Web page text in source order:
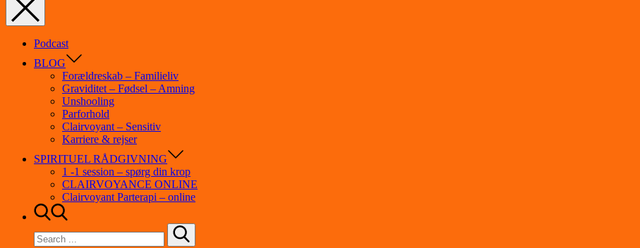
Podcast
BLOG
Forældreskab – Familieliv
Graviditet – Fødsel – Amning
Unshooling
Parforhold
Clairvoyant – Sensitiv
Karriere & rejser
SPIRITUEL RÅDGIVNING
1 -1 session – spørg din krop
CLAIRVOYANCE ONLINE
Clairvoyant Parterapi – online
for: